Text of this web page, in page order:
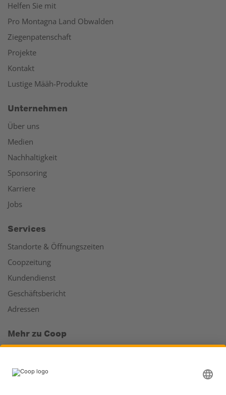
Helfen Sie mit
Pro Montagna Land Obwalden
Ziegenpatenschaft
Projekte
Kontakt
Lustige Määh-Produkte
Unternehmen
Über uns
Medien
Nachhaltigkeit
Sponsoring
Karriere
Jobs
Services
Standorte & Öffnungszeiten
Coopzeitung
Kundendienst
Geschäftsbericht
Adressen
Mehr zu Coop
Läden & Services